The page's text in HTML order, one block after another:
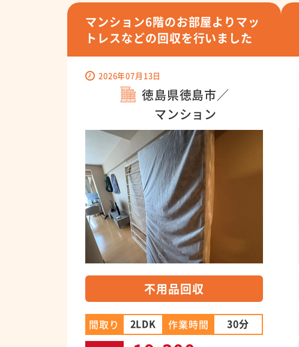
マンション6階のお部屋よりマッ
トレスなどの回収を行いました
2026年07月13日
徳島県徳島市／
マンション
不用品回収
間取り 2LDK 作業時間 30分